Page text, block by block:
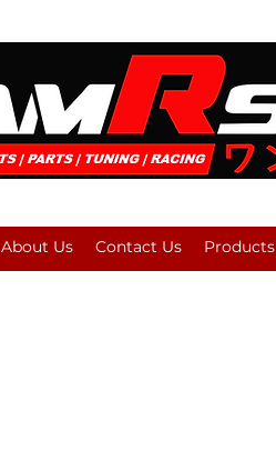
About Us Contact Us Products